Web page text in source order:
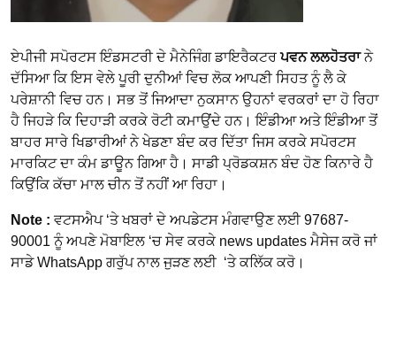
ਏਪੀਜੀ ਸਪੋਰਟਸ ਇੰਡਸਟਰੀ ਦੇ ਮੈਨੇਜਿੰਗ ਡਾਇਰੈਕਟਰਪਵਨ ਲਲਹੋਤਰਾਨੇ
ਦੱਸਿਆ ਕਿ ਇਸ ਵੇਲੇ ਪੂਰੀ ਦੁਨੀਆਂ ਵਿਚ ਲੋਕ ਆਪਣੀ ਸਿਹਤ ਨੂੰ ਲੈ ਕੇ
ਪਰੇਸ਼ਾਨੀ ਵਿਚ ਹਨ। ਸਭ ਤੋਂ ਜਿਆਦਾ ਨੁਕਸਾਨ ਉਹਨਾਂ ਵਰਕਰਾਂ ਦਾ ਹੋ ਰਿਹਾ
ਹੈ ਜਿਹੜੇ ਕਿ ਦਿਹਾੜੀ ਕਰਕੇ ਰੋਟੀ ਕਮਾਉਂਦੇ ਹਨ। ਇੰਡੀਆ ਅਤੇ ਇੰਡੀਆ ਤੋਂ
ਬਾਹਰ ਸਾਰੇ ਖਿਡਾਰੀਆਂ ਨੇ ਖੇਡਣਾ ਬੰਦ ਕਰ ਦਿੱਤਾ ਜਿਸ ਕਰਕੇ ਸਪੋਰਟਸ
ਮਾਰਕਿਟ ਦਾ ਕੰਮ ਡਾਊਨ ਗਿਆ ਹੈ। ਸਾਡੀ ਪ੍ਰੋਡਕਸ਼ਨ ਬੰਦ ਹੋਣ ਕਿਨਾਰੇ ਹੈ
ਕਿਉਂਕਿ ਕੱਚਾ ਮਾਲ ਚੀਨ ਤੋਂ ਨਹੀਂ ਆ ਰਿਹਾ।
Note : ਵਟਸਐਪ ‘ਤੇ ਖਬਰਾਂ ਦੇ ਅਪਡੇਟਸ ਮੰਗਵਾਉਣ ਲਈ 97687-
90001 ਨੂੰ ਅਪਣੇ ਮੋਬਾਇਲ ‘ਚ ਸੇਵ ਕਰਕੇ news updates ਮੈਸੇਜ ਕਰੋ ਜਾਂ
ਸਾਡੇ WhatsApp ਗਰੁੱਪ ਨਾਲ ਜੁੜਣ ਲਈ ‘ਤੇ ਕਲਿੱਕ ਕਰੋ।